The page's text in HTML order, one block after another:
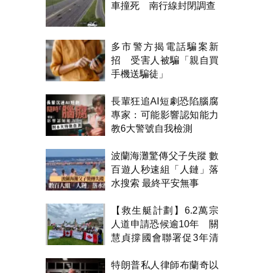
車撞死 南行線封閉調查
多市警方揭電話騙案新
招 受害人被騙「親自買
手機送騙徒」
長輩狂追AI短劇恐陷腦腐
專家：可能影響認知能力
教6大警號自我檢測
波蘭海灘驚傳父子失蹤 數
百遊人秒速組「人鏈」落
水搜索 最終平安無事
【救生艇計劃】6.2萬宗
人道申請恐候逾10年 關
慧貞撐國會聯署促3年清
特朗普私人律師布蘭奇以